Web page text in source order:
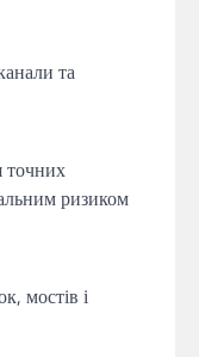
та
точних
ризиком
мостів і